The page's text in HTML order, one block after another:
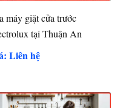
máy giặt cửa trước
tại Thuận An
Liên hệ